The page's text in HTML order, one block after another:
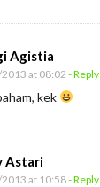
Agistia
at 08:02 - Reply
kek
Astari
at 10:58- Reply